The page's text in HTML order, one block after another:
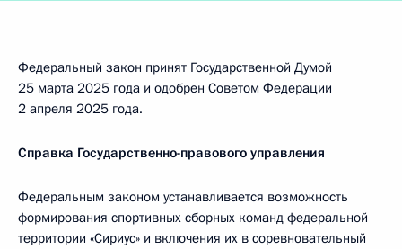
Федеральный закон принят Государственной Думой
25 марта 2025 года и одобрен Советом Федерации
2 апреля 2025 года.
Справка Государственно-правового управления
Федеральным законом устанавливается возможность
формирования спортивных сборных команд федеральной
территории «Сириус» и включения их в соревновательный